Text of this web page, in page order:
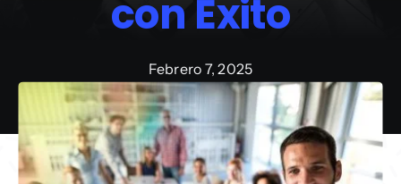
con Éxito
Febrero 7, 2025